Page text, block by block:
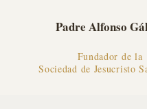
Padre Alfonso
Fundador de la
Sociedad de Jesucristo